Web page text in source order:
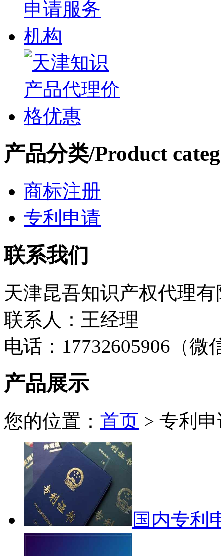
产品分类/Product
商标注册
专利申请
联系我们
天津昆吾知识产权代理
联系人：王经理
电话：17732605906（微
产品展示
您的位置： 首页 > 专利
国内专利